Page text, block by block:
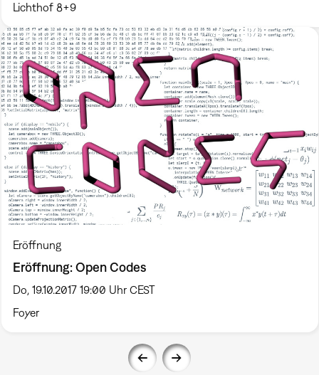
Lichthof 8+9
Eröffnung
Eröffnung: Open Codes
Do, 19.10.2017 19:00 Uhr CEST
Foyer